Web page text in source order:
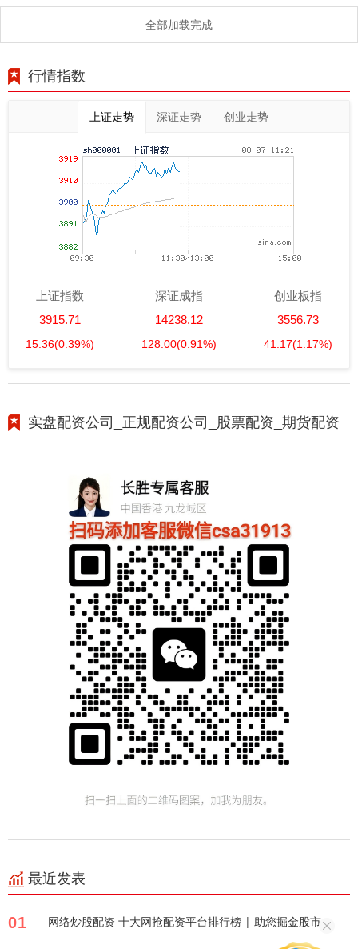
全部加载完成
行情指数
上证走势 深证走势 创业走势
上证指数
3915.71
15.36(0.39%)
深证成指
14238.12
128.00(0.91%)
创业板指
3556.73
41.17(1.17%)
实盘配资公司_正规配资公司_股票配资_期货配资
最近发表
01 网络炒股配资 十大网抢配资平台排行榜 | 助您掘金股市